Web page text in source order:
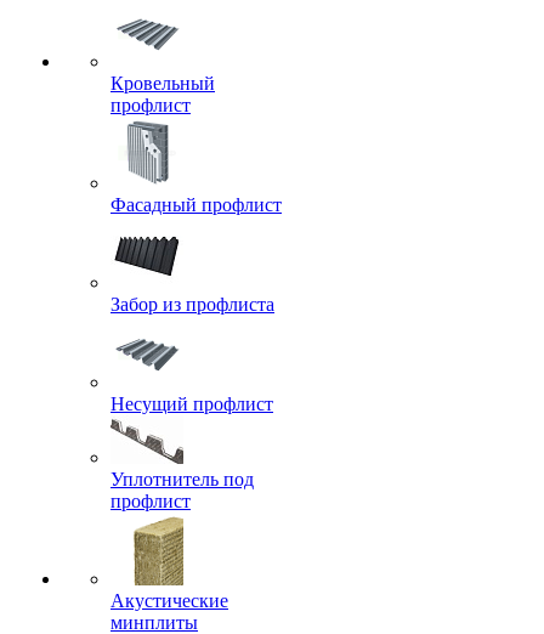
Кровельный
профлист
Фасадный профлист
Забор из профлиста
Несущий профлист
Уплотнитель под
профлист
Акустические
минплиты